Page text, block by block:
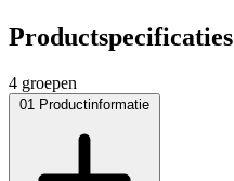
Productspecificaties
4 groepen
01 Productinformatie